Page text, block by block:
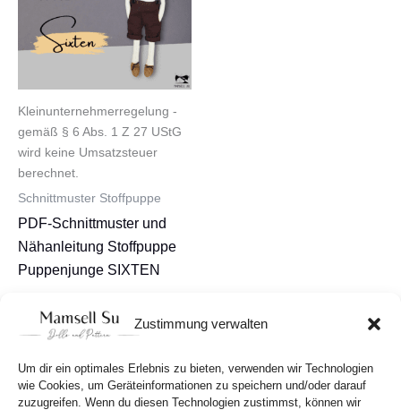
Zustimmung verwalten
Um dir ein optimales Erlebnis zu bieten, verwenden wir Technologien
wie Cookies, um Geräteinformationen zu speichern und/oder darauf
zuzugreifen. Wenn du diesen Technologien zustimmst, können wir
Kleinunternehmerregelung -
gemäß § 6 Abs. 1 Z 27 UStG
wird keine Umsatzsteuer
berechnet.
Schnittmuster Stoffpuppe
PDF-Schnittmuster und
Nähanleitung Stoffpuppe
Puppenjunge SIXTEN
In den Warenkorb